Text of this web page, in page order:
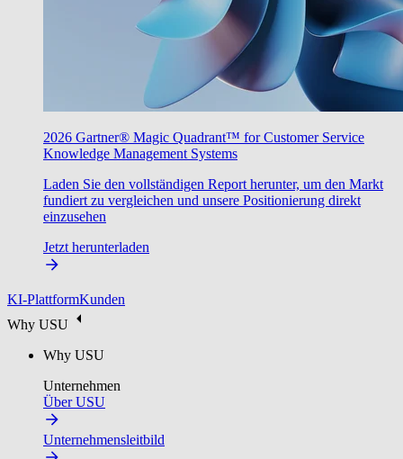
2026 Gartner® Magic Quadrant™ for Customer Service
Knowledge Management Systems
Laden Sie den vollständigen Report herunter, um den Markt
fundiert zu vergleichen und unsere Positionierung direkt
einzusehen
Jetzt herunterladen
KI-PlattformKunden
Why USU
Why USU
Unternehmen
Über USU
Unternehmensleitbild